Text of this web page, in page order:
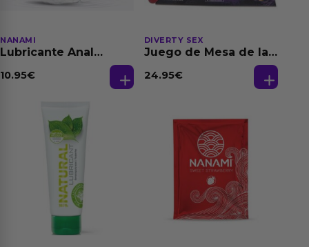
NANAMI
Lubricante Anal
Dilatación Base Agua
10.95€
DIVERTY SEX
Juego de Mesa de las
24.95€